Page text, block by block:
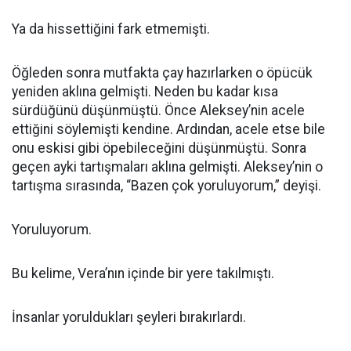
Ya da hissettiğini fark etmemişti.
Öğleden sonra mutfakta çay hazırlarken o öpücük
yeniden aklına gelmişti. Neden bu kadar kısa
sürdüğünü düşünmüştü. Önce Aleksey’nin acele
ettiğini söylemişti kendine. Ardından, acele etse bile
onu eskisi gibi öpebileceğini düşünmüştü. Sonra
geçen ayki tartışmaları aklına gelmişti. Aleksey’nin o
tartışma sırasında, “Bazen çok yoruluyorum,” deyişi.
Yoruluyorum.
Bu kelime, Vera’nın içinde bir yere takılmıştı.
İnsanlar yoruldukları şeyleri bırakırlardı.